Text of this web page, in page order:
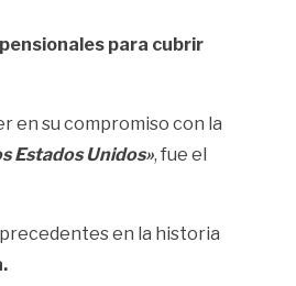
para cubrir
en su compromiso con la
Estados Unidos», fue el
en la historia